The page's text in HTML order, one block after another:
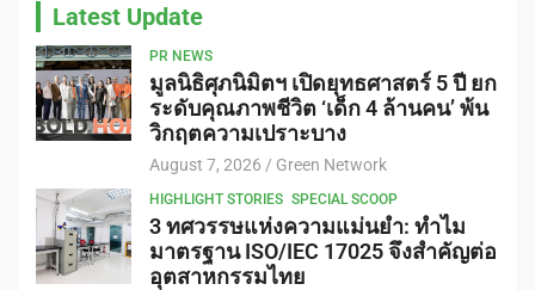
Latest Update
PR NEWS
มูลนิธิศุภนิมิตฯ เปิดยุทธศาสตร์ 5 ปี ยก
ระดับคุณภาพชีวิต ‘เด็ก 4 ล้านคน’ พ้น
วิกฤตความเปราะบาง
August 7, 2026 Green Network
HIGHLIGHT STORIES SPECIAL SCOOP
3 ทศวรรษแห่งความแม่นยำ: ทำไม
มาตรฐาน ISO/IEC 17025 จึงสำคัญต่อ
อุตสาหกรรมไทย